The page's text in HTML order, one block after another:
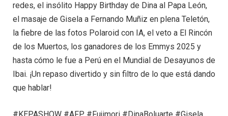
redes, el insólito Happy Birthday de Dina al Papa León,
el masaje de Gisela a Fernando Muñiz en plena Teletón,
la fiebre de las fotos Polaroid con IA, el veto a El Rincón
de los Muertos, los ganadores de los Emmys 2025 y
hasta cómo le fue a Perú en el Mundial de Desayunos de
Ibai. ¡Un repaso divertido y sin filtro de lo que está dando
que hablar!
#KEPASHOW #AFP #Fujimori #DinaBoluarte #Gisela